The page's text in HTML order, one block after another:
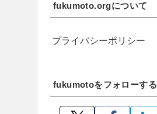
fukumoto.orgについて
プライバシーポリシー
fukumotoをフォローする